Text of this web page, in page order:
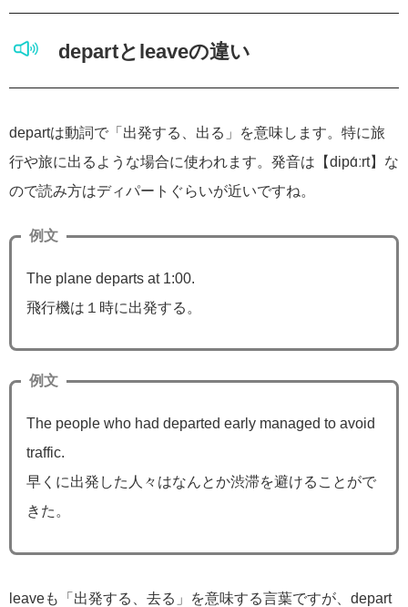
departとleaveの違い
departは動詞で「出発する、出る」を意味します。特に旅
行や旅に出るような場合に使われます。発音は【dipɑ́ːrt】な
ので読み方はディパートぐらいが近いですね。
例文
The plane departs at 1:00.
飛行機は１時に出発する。
例文
The people who had departed early managed to avoid
traffic.
早くに出発した人々はなんとか渋滞を避けることがで
きた。
leaveも「出発する、去る」を意味する言葉ですが、depart